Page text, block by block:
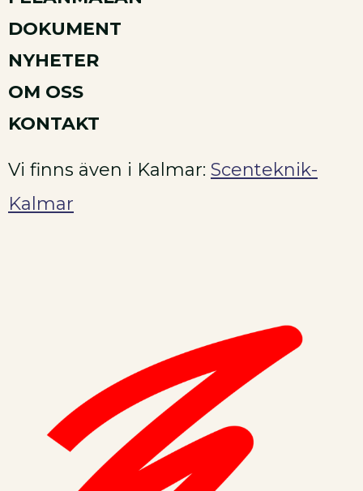
DOKUMENT
NYHETER
OM OSS
KONTAKT
Vi finns även i Kalmar: Scenteknik-
Kalmar